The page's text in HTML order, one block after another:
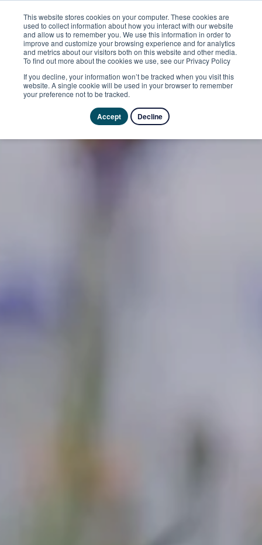
This website stores cookies on your computer. These cookies are
used to collect information about how you interact with our website
and allow us to remember you. We use this information in order to
improve and customize your browsing experience and for analytics
and metrics about our visitors both on this website and other media.
To find out more about the cookies we use, see our Privacy Policy
If you decline, your information won’t be tracked when you visit this
website. A single cookie will be used in your browser to remember
your preference not to be tracked.
Accept Decline